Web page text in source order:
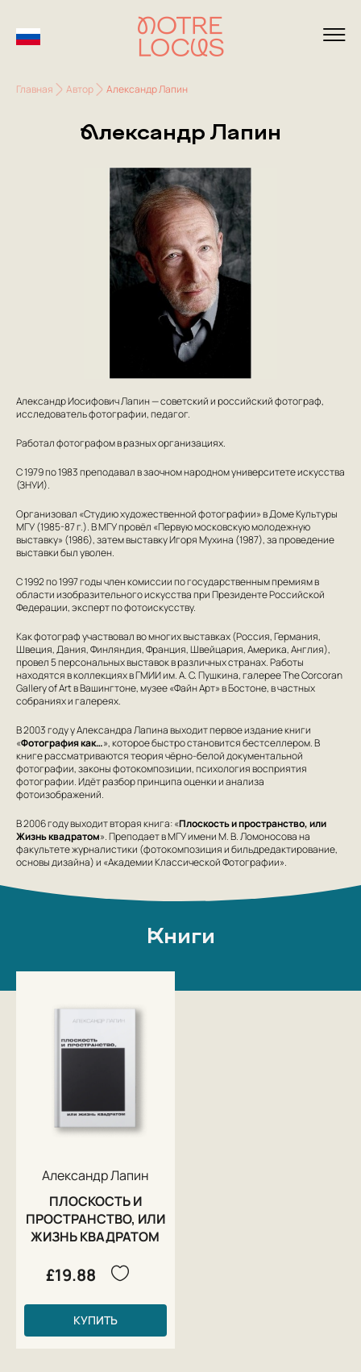
Главная Автор Александр Лапин
Александр Лапин
Александр Иосифович Лапин — советский и российский фотограф,
исследователь фотографии, педагог.
Работал фотографом в разных организациях.
С 1979 по 1983 преподавал в заочном народном университете искусства
(ЗНУИ).
Организовал «Студию художественной фотографии» в Доме Культуры
МГУ (1985-87 г.). В МГУ провёл «Первую московскую молодежную
выставку» (1986), затем выставку Игоря Мухина (1987), за проведение
выставки был уволен.
С 1992 по 1997 годы член комиссии по государственным премиям в
области изобразительного искусства при Президенте Российской
Федерации, эксперт по фотоискусству.
Как фотограф участвовал во многих выставках (Россия, Германия,
Швеция, Дания, Финляндия, Франция, Швейцария, Америка, Англия),
провел 5 персональных выставок в различных странах. Работы
находятся в коллекциях в ГМИИ им. А. С. Пушкина, галерее The Corcoran
Gallery of Art в Вашингтоне, музее «Файн Арт» в Бостоне, в частных
собраниях и галереях.
В 2003 году у Александра Лапина выходит первое издание книги
«Фотография как…», которое быстро становится бестселлером. В
книге рассматриваются теория чёрно-белой документальной
фотографии, законы фотокомпозиции, психология восприятия
фотографии. Идёт разбор принципа оценки и анализа
фотоизображений.
В 2006 году выходит вторая книга: «Плоскость и пространство, или
Жизнь квадратом». Преподает в МГУ имени М. В. Ломоносова на
факультете журналистики (фотокомпозиция и бильдредактирование,
основы дизайна) и «Академии Классической Фотографии».
Книги
Александр Лапин
ПЛОСКОСТЬ И
ПРОСТРАНСТВО, ИЛИ
ЖИЗНЬ КВАДРАТОМ
£19.88
КУПИТЬ